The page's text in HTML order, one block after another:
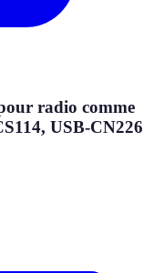
radio comme
USB-CN226